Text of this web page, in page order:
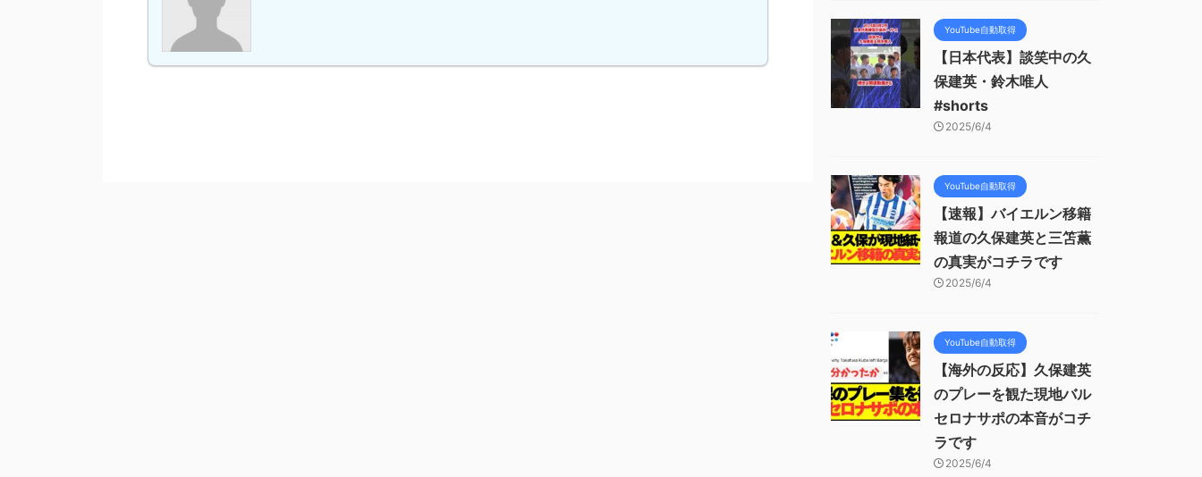
YouTube自動取得
【日本代表】談笑中の久
保建英・鈴木唯人
#shorts
2025/6/4
YouTube自動取得
【速報】バイエルン移籍
報道の久保建英と三笘薫
の真実がコチラです
2025/6/4
YouTube自動取得
【海外の反応】久保建英
のプレーを観た現地バル
セロナサポの本音がコチ
ラです
2025/6/4